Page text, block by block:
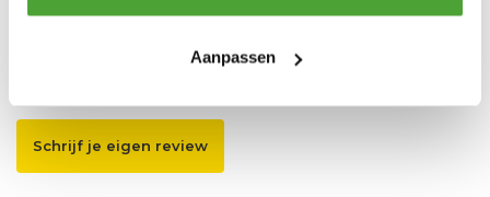
Aanpassen
Schrijf je eigen review